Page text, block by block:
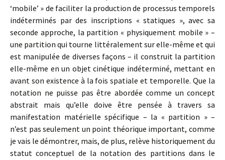
‘mobile’ » de faciliter la production de processus temporels
indéterminés par des inscriptions « statiques », avec sa
seconde approche, la partition « physiquement mobile » –
une partition qui tourne littéralement sur elle-même et qui
est manipulée de diverses façons – il construit la partition
elle-même en un objet cinétique indéterminé, mettant en
avant son existence à la fois spatiale et temporelle. Que la
notation ne puisse pas être abordée comme un concept
abstrait mais qu’elle doive être pensée à travers sa
manifestation matérielle spécifique – la « partition » –
n’est pas seulement un point théorique important, comme
je vais le démontrer, mais, de plus, relève historiquement du
statut conceptuel de la notation des partitions dans le